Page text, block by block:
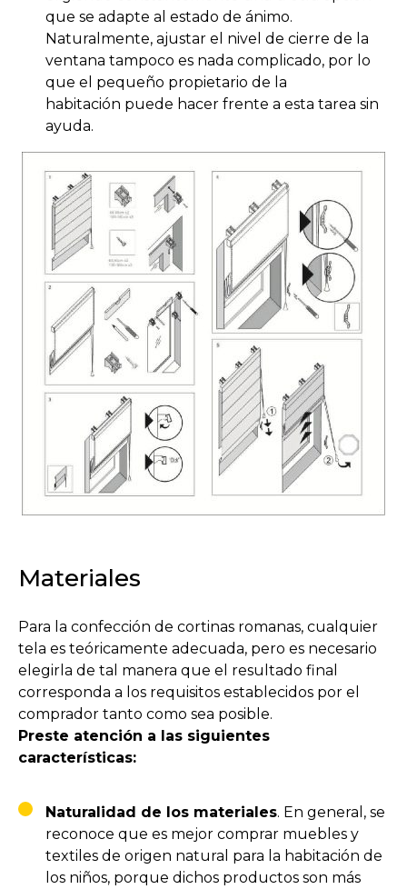
que se adapte al estado de ánimo.
Naturalmente, ajustar el nivel de cierre de la
ventana tampoco es nada complicado, por lo
que el pequeño propietario de la
habitación puede hacer frente a esta tarea sin
ayuda.
Materiales
Para la confección de cortinas romanas, cualquier
tela es teóricamente adecuada, pero es necesario
elegirla de tal manera que el resultado final
corresponda a los requisitos establecidos por el
comprador tanto como sea posible.
Preste atención a las siguientes
características:
Naturalidad de los materiales. En general, se
reconoce que es mejor comprar muebles y
textiles de origen natural para la habitación de
los niños, porque dichos productos son más